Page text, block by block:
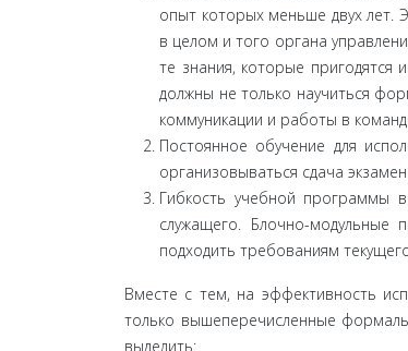
опыт которых меньше двух лет.
в целом и того органа
те знания, которые пригодятся
должны не только научиться
ком­муникации и работы в
Постоянное обучение для
организовываться сдача
Гибкость учебной программы
служащего. Блочно-
подхо­дить требованиям
Вместе с тем, на эффективность
только вышеперечисленные
выделить: